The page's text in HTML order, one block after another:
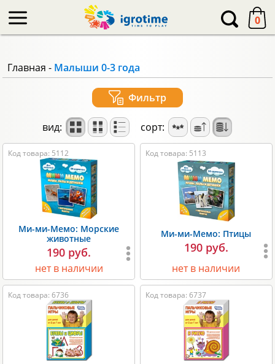
0
Главная - Малыши 0-3 года
Фильтр
вид: сорт:
Код товара: 5112
Ми-ми-Мемо: Морские
животные
190 руб.
нет в наличии
Код товара: 5113
Ми-ми-Мемо: Птицы
190 руб.
нет в наличии
Код товара: 6736 Код товара: 6737